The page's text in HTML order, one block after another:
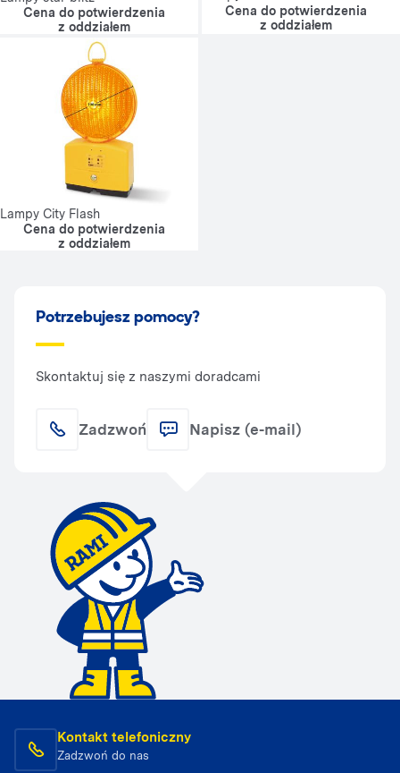
Cena do potwierdzenia
z oddziałem
Cena do potwierdzenia
z oddziałem
Lampy City Flash
Cena do potwierdzenia
z oddziałem
Potrzebujesz pomocy?
Skontaktuj się z naszymi doradcami
Zadzwoń Napisz (e-mail)
Kontakt telefoniczny
Zadzwoń do nas